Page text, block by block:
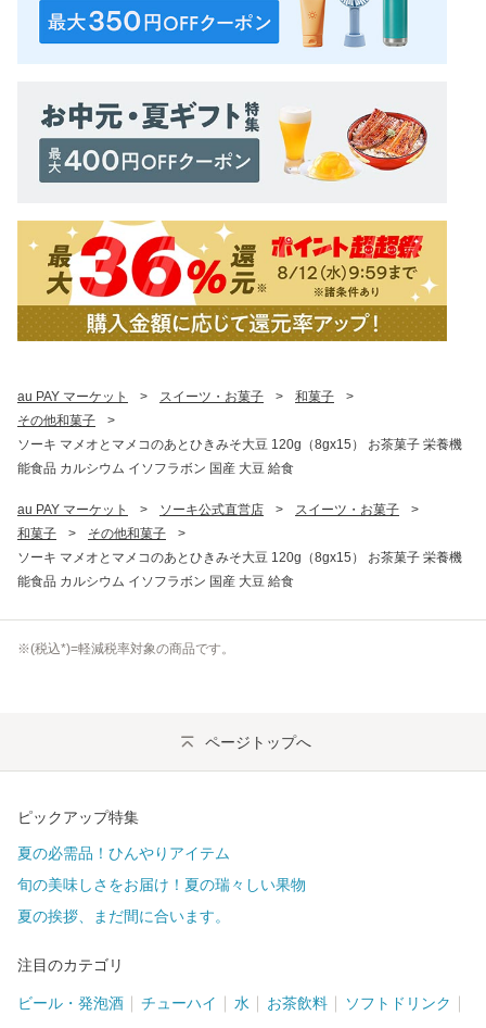
au PAY マーケット > スイーツ・お菓子 > 和菓子
>
その他和菓子
>
ソーキ マメオとマメコのあとひきみそ大豆 120g（8gx15） お茶菓子 栄養機
能食品 カルシウム イソフラボン 国産 大豆 給食
au PAY マーケット > ソーキ公式直営店 > スイーツ・お菓子
>
和菓子
> その他和菓子
>
ソーキ マメオとマメコのあとひきみそ大豆 120g（8gx15） お茶菓子 栄養機
能食品 カルシウム イソフラボン 国産 大豆 給食
※(税込*)=軽減税率対象の商品です。
ページトップへ
ピックアップ特集
夏の必需品！ひんやりアイテム
旬の美味しさをお届け！夏の瑞々しい果物
夏の挨拶、まだ間に合います。
注目のカテゴリ
ビール・発泡酒 チューハイ 水 お茶飲料 ソフトドリンク